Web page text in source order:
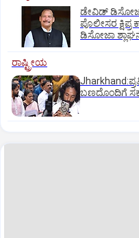
ಡೇವಿಡ್ ಡಿಸೋಜಾ
ಪೊಲೀಸರ
ಡಿಸೋಜಾ
ರಾಷ್ಟ್ರೀಯ
ಬಣದೊಂದಿಗೆ